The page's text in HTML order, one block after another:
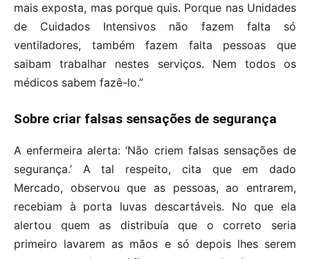
mais exposta, mas porque quis. Porque nas Unidades
de Cuidados Intensivos não fazem falta só
ventiladores, também fazem falta pessoas que
saibam trabalhar nestes serviços. Nem todos os
médicos sabem fazê-lo.”
Sobre criar falsas sensações de segurança
A enfermeira alerta: ‘Não criem falsas sensações de
segurança.’ A tal respeito, cita que em dado
Mercado, observou que as pessoas, ao entrarem,
recebiam à porta luvas descartáveis. No que ela
alertou quem as distribuía que o correto seria
primeiro lavarem as mãos e só depois lhes serem